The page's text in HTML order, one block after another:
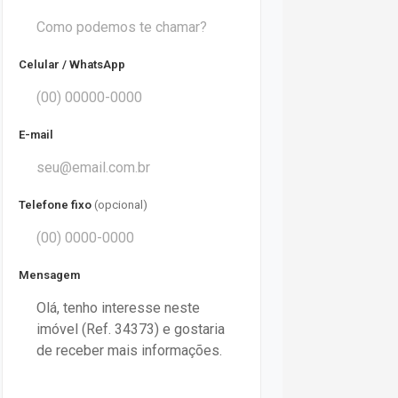
Celular / WhatsApp
E-mail
Telefone fixo (opcional)
Mensagem